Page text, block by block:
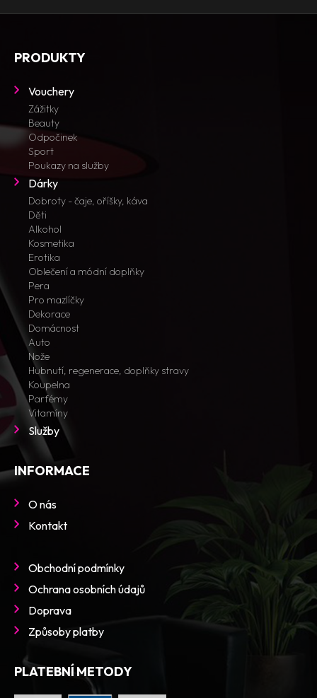
PRODUKTY
Vouchery
Zážitky
Beauty
Odpočinek
Sport
Poukazy na služby
Dárky
Dobroty - čaje, oříšky, káva
Děti
Alkohol
Kosmetika
Erotika
Oblečení a módní doplňky
Pera
Pro mazlíčky
Dekorace
Domácnost
Auto
Nože
Hubnutí, regenerace, doplňky stravy
Koupelna
Parfémy
Vitamíny
Služby
INFORMACE
O nás
Kontakt
Obchodní podmínky
Ochrana osobních údajů
Doprava
Způsoby platby
PLATEBNÍ METODY